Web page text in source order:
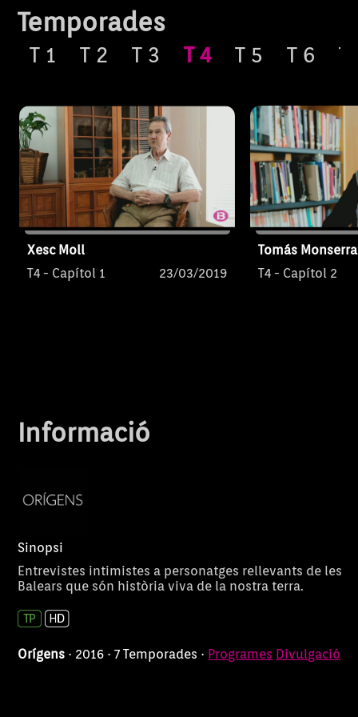
Temporades
T 1 T 2 T 3 T4 T 5 T 6 T
Xesc Moll
T4 - Capítol 1
23/03/2019
Tomás
T4 - Capítol 2
Informació
Sinopsi
Entrevistes intimistes a personatges rellevants de les
Balears que són història viva de la nostra terra.
Orígens · 2016 · 7 Temporades · Programes Divulgació